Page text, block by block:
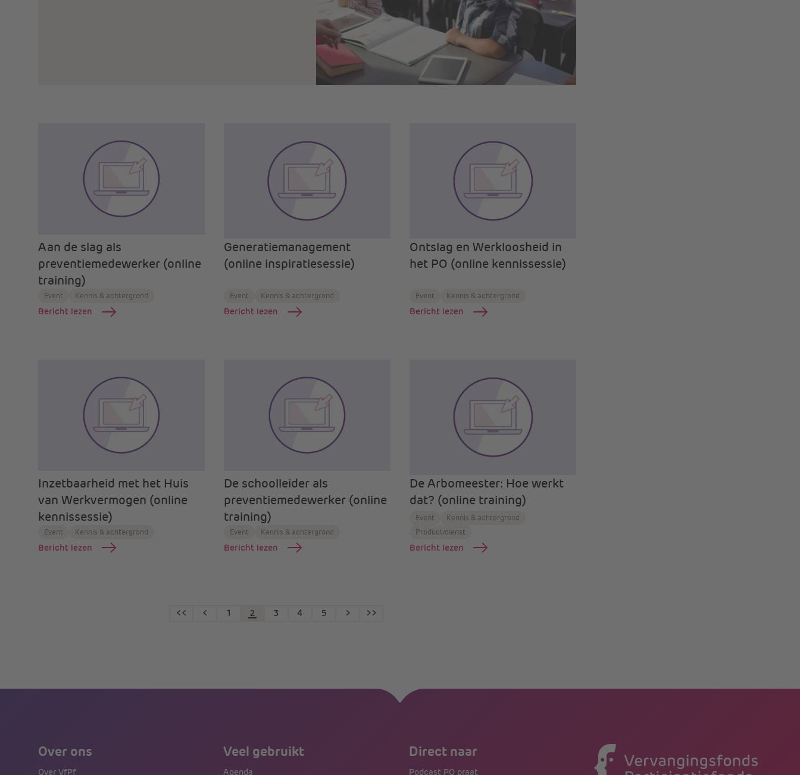
Aan de slag als
preventiemedewerker (online
training)
Event Kennis & achtergrond
Bericht lezen
Generatiemanagement
(online inspiratiesessie)
Event Kennis & achtergrond
Bericht lezen
Ontslag en Werkloosheid in
het PO (online kennissessie)
Event Kennis & achtergrond
Bericht lezen
Inzetbaarheid met het Huis
van Werkvermogen (online
kennissessie)
Event Kennis & achtergrond
Bericht lezen
De schoolleider als
preventiemedewerker (online
training)
Event Kennis & achtergrond
Bericht lezen
De Arbomeester: Hoe werkt
dat? (online training)
Event
Kennis & achtergrond
Product/dienst
Bericht lezen
<< < 1 2 3 4 5 > >>
Over ons
Over VfPf
Veel gebruikt
Agenda
Direct naar
Podcast PO praat